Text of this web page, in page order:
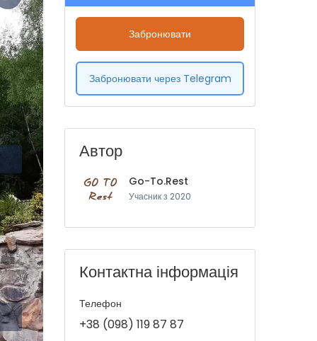
Забронювати
Забронювати через Telegram
Автор
Go-To.Rest
Учасник з 2020
Контактна інформація
Телефон
+38 (098) 119 87 87